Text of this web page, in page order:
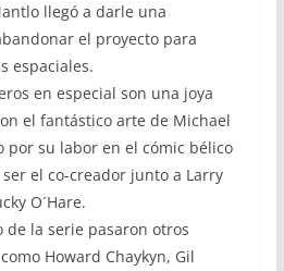
llegó a darle una
el proyecto para
espaciales.
en especial son una joya
el fantástico arte de Michael
por su labor en el cómic bélico
el co-creador junto a Larry
O´Hare.
la serie pasaron otros
Howard Chaykyn, Gil